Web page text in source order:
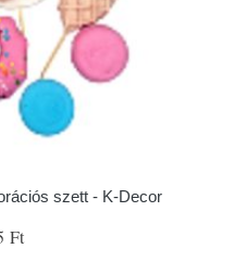
szett - K-Decor
Ft